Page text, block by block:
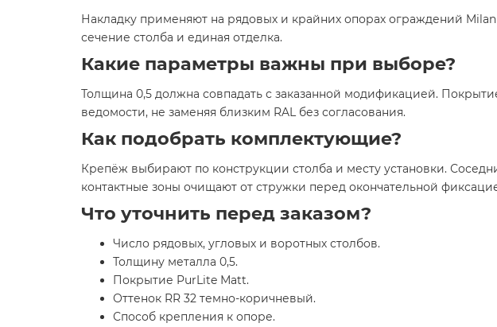
Накладку применяют на рядовых и крайних опорах ограждений
сечение столба и единая отделка.
Какие параметры важны при выборе?
Толщина 0,5 должна совпадать с заказанной модификацией.
ведомости, не заменяя близким RAL без согласования.
Как подобрать комплектующие?
Крепёж выбирают по конструкции столба и месту установки.
контактные зоны очищают от стружки перед окончательной
Что уточнить перед заказом?
Число рядовых, угловых и воротных столбов.
Толщину металла 0,5.
Покрытие PurLite Мatt.
Оттенок RR 32 темно-коричневый.
Способ крепления к опоре.